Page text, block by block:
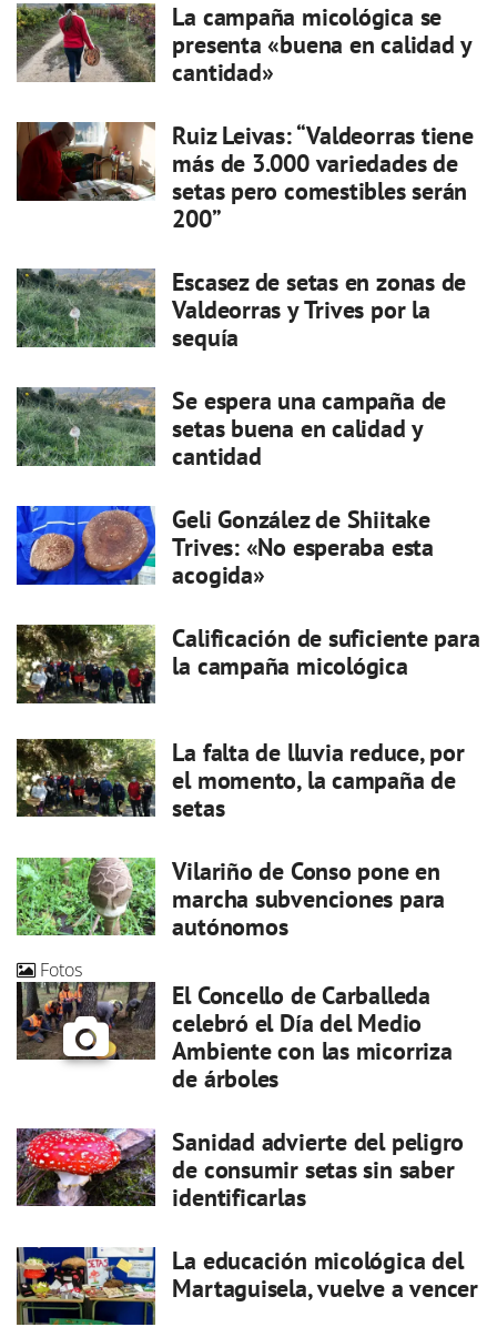
La campaña micológica se
presenta «buena en calidad y
cantidad»
Ruiz Leivas: “Valdeorras tiene
más de 3.000 variedades de
setas pero comestibles serán
200”
Escasez de setas en zonas de
Valdeorras y Trives por la
sequía
Se espera una campaña de
setas buena en calidad y
cantidad
Geli González de Shiitake
Trives: «No esperaba esta
acogida»
Calificación de suficiente para
la campaña micológica
La falta de lluvia reduce, por
el momento, la campaña de
setas
Vilariño de Conso pone en
marcha subvenciones para
autónomos
Fotos
El Concello de Carballeda
celebró el Día del Medio
Ambiente con las micorriza
de árboles
Sanidad advierte del peligro
de consumir setas sin saber
identificarlas
La educación micológica del
Martaguisela, vuelve a vencer